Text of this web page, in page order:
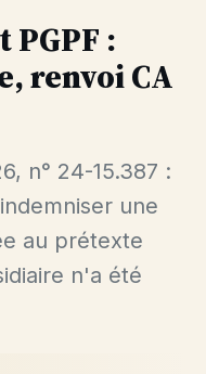
PGPF :
renvoi CA
n° 24-15.387 :
une
au prétexte
n'a été